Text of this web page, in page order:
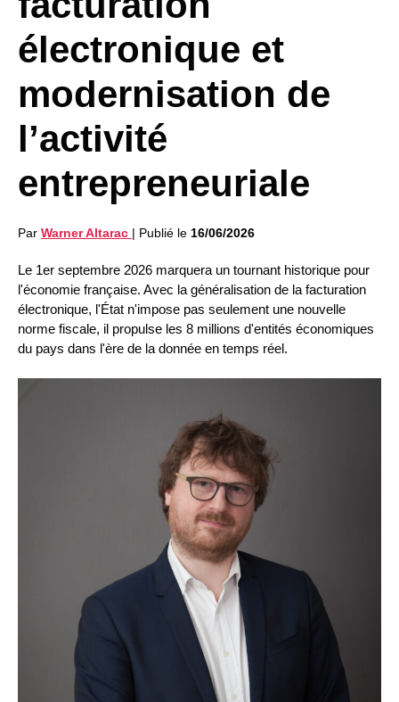
électronique et
modernisation de
l’activité
entrepreneuriale
Par Warner Altarac | Publié le 16/06/2026
Le 1er septembre 2026 marquera un tournant historique pour
l'économie française. Avec la généralisation de la facturation
électronique, l'État n'impose pas seulement une nouvelle
norme fiscale, il propulse les 8 millions d'entités économiques
du pays dans l'ère de la donnée en temps réel.